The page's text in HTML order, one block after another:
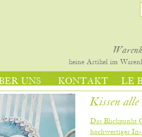
keine Artikel im
UNS KONTAKT LE
Kissen
Das Blickpunkt
hochwertiger